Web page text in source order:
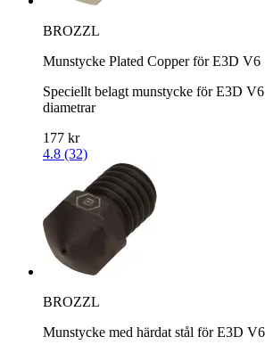
BROZZL
Munstycke Plated Copper för E3D V6
Speciellt belagt munstycke för E3D
diametrar
177 kr
4.8 (32)
BROZZL
Munstycke med härdat stål för E3D V6